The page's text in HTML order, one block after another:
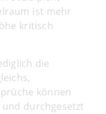
ist mehr
kritisch
die
können
durchgesetzt